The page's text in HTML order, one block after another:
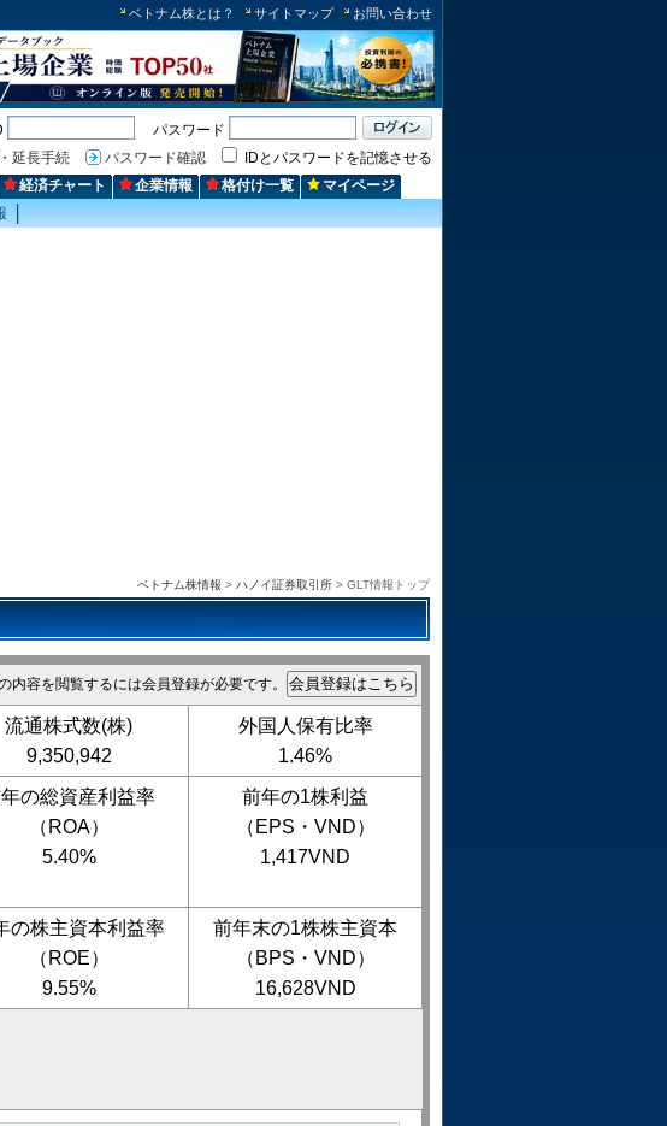
ベトナム株とは？ サイトマップ お問い合わせ
パスワード
延長手続
パスワード確認
IDとパスワードを記憶させる
経済チャート 企業情報 格付け一覧
マイページ
ベトナム株情報 > ハノイ証券取引所 > GLT情報トップ
内容を閲覧するには会員登録が必要です。
流通株式数(株)
9,350,942
外国人保有比率
1.46%
の総資産利益率
（ROA）
5.40%
前年の1株利益
（EPS・VND）
1,417VND
の株主資本利益率
（ROE）
9.55%
前年末の1株株主資本
（BPS・VND）
16,628VND